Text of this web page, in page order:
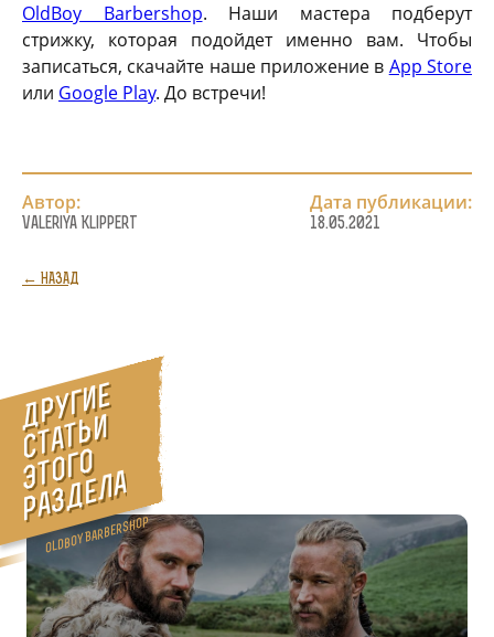
OldBoy Barbershop. Наши мастера подберут
стрижку, которая подойдет именно вам. Чтобы
записаться, скачайте наше приложение в App Store
или Google Play. До встречи!
Автор:
Valeriya Klippert
Дата публикации:
18.05.2021
← НАЗАД
Д
р
у
г
и
е
с
т
а
т
ь
и
э
т
о
г
о
р
а
з
д
е
л
а
Oldboy Barbershop